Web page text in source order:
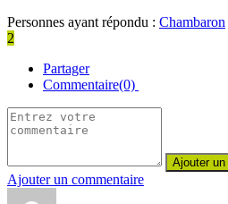
Personnes ayant répondu : Chambaron
2
Partager
Commentaire(0)
Ajouter un commentaire